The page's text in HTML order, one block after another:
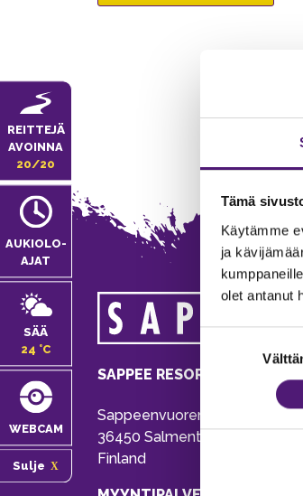
Tämä
Käytämme
ja
olet antanut
REITTEJÄ
AVOINNA
20/20
AUKIOLO­
AJAT
SÄÄ
24 °C
WEBCAM
Sulje
SAPPEE RESORT
Sappeenvuorentie 200
36450 Salmentaka, Pälkäne
Finland